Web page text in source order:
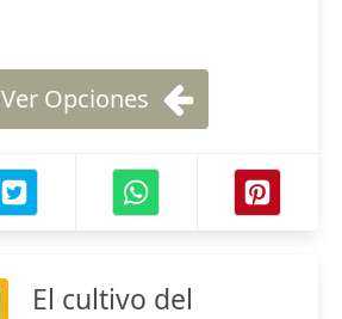
Ver Opciones
El cultivo del